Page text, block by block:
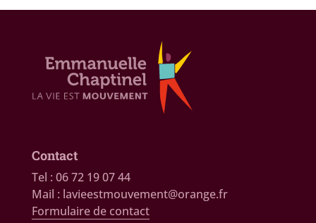
Contact
Tel : 06 72 19 07 44
Mail : lavieestmouvement@orange.fr
Formulaire de contact